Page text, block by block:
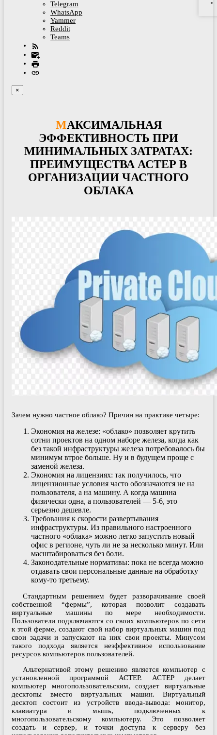
Telegram
WhatsApp
Yammer
Reddit
Teams
×
МАКСИМАЛЬНАЯ
ЭФФЕКТИВНОСТЬ ПРИ
МИНИМАЛЬНЫХ ЗАТРАТАХ:
ПРЕИМУЩЕСТВА АСТЕР В
ОРГАНИЗАЦИИ ЧАСТНОГО
ОБЛАКА
Зачем нужно частное облако? Причин на практике четыре:
Экономия на железе: «облако» позволяет крутить
сотни проектов на одном наборе железа, когда как
без такой инфраструктуры железа потребовалось бы
минимум втрое больше. Ну и в будущем проще с
заменой железа.
Экономия на лицензиях: так получилось, что
лицензионные условия часто обозначаются не на
пользователя, а на машину. А когда машина
физически одна, а пользователей — 5-6, это
серьезно дешевле.
Требования к скорости развертывания
инфраструктуры. Из правильного настроенного
частного «облака» можно легко запустить новый
офис в регионе, чуть ли не за несколько минут. Или
масштабироваться без боли.
Законодательные нормативы: пока не всегда можно
отдавать свои персональные данные на обработку
кому-то третьему.
Стандартным решением будет разворачивание своей
собственной “фермы”, которая позволит создавать
виртуальные машины по мере необходимости.
Пользователи подключаются со своих компьютеров по сети
к этой ферме, создают свой набор виртуальных машин под
свои задачи и запускают на них свои проекты. Минусом
такого подхода является неэффективное использование
ресурсов компьютеров пользователей.
Альтернативой этому решению является компьютер с
установленной программой АСТЕР. АСТЕР делает
компьютер многопользовательским, создает виртуальные
десктопы вместо виртуальных машин. Виртуальный
десктоп состоит из устройств ввода-вывода: монитор,
клавиатура и мышь, подключенных к
многопользовательскому компьютеру. Это позволяет
создать и сервер, и точки доступа к серверу без